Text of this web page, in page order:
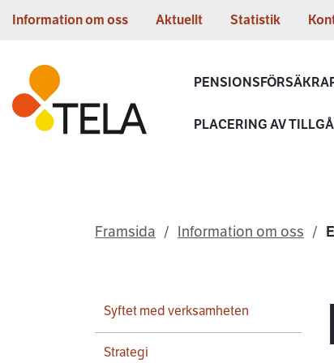
Gå till innehållet
Information om oss Aktuellt Statistik
Första sidan
PLACERING AV
Framsida Information om oss
Syftet med verksamheten
Strategi